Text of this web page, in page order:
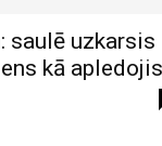
saulē uzkarsis
kā apledojis